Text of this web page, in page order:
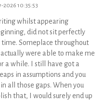
2026 10:35:53
whilst appearing
did not sit perfectly
Someplace throughout
were able to make me
a while. I still have got a
in assumptions and you
all those gaps. When you
that, I would surely end up